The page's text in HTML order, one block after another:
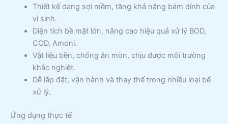
Thiết kế dạng sợi mềm, tăng khả năng bám dính của
vi sinh.
Diện tích bề mặt lớn, nâng cao hiệu quả xử lý BOD,
COD, Amoni.
Vật liệu bền, chống ăn mòn, chịu được môi trường
khắc nghiệt.
Dễ lắp đặt, vận hành và thay thế trong nhiều loại bể
xử lý.
Ứng dụng thực tế